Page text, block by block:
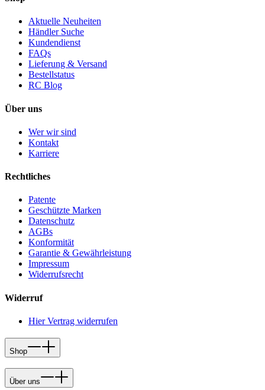
Aktuelle Neuheiten
Händler Suche
Kundendienst
FAQs
Lieferung & Versand
Bestellstatus
RC Blog
Über uns
Wer wir sind
Kontakt
Karriere
Rechtliches
Patente
Geschützte Marken
Datenschutz
AGBs
Konformität
Garantie & Gewährleistung
Impressum
Widerrufsrecht
Widerruf
Hier Vertrag widerrufen
Shop
Über uns